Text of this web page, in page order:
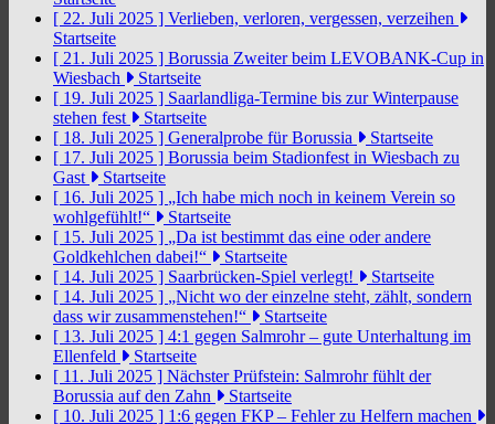
[ 22. Juli 2025 ] Verlieben, verloren, vergessen, verzeihen
Startseite
[ 21. Juli 2025 ] Borussia Zweiter beim LEVOBANK-Cup in
Wiesbach
Startseite
[ 19. Juli 2025 ] Saarlandliga-Termine bis zur Winterpause
stehen fest
Startseite
[ 18. Juli 2025 ] Generalprobe für Borussia
Startseite
[ 17. Juli 2025 ] Borussia beim Stadionfest in Wiesbach zu
Gast
Startseite
[ 16. Juli 2025 ] „Ich habe mich noch in keinem Verein so
wohlgefühlt!“
Startseite
[ 15. Juli 2025 ] „Da ist bestimmt das eine oder andere
Goldkehlchen dabei!“
Startseite
[ 14. Juli 2025 ] Saarbrücken-Spiel verlegt!
Startseite
[ 14. Juli 2025 ] „Nicht wo der einzelne steht, zählt, sondern
dass wir zusammenstehen!“
Startseite
[ 13. Juli 2025 ] 4:1 gegen Salmrohr – gute Unterhaltung im
Ellenfeld
Startseite
[ 11. Juli 2025 ] Nächster Prüfstein: Salmrohr fühlt der
Borussia auf den Zahn
Startseite
[ 10. Juli 2025 ] 1:6 gegen FKP – Fehler zu Helfern machen